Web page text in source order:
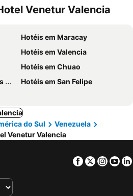
Venetur Valencia
Hotéis em Maracay
Hotéis em Valencia
Hotéis em Chuao
Hotéis em San Felipe
do Sul
Venezuela
Venetur Valencia
Facebook
Twitter